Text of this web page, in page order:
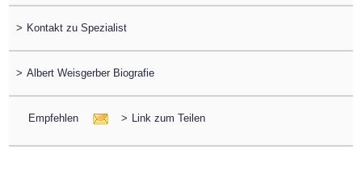
> Kontakt zu Spezialist
> Albert Weisgerber Biografie
Empfehlen > Link zum Teilen